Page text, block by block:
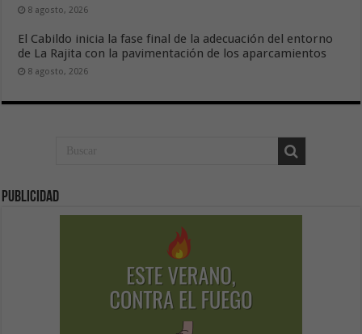
8 agosto, 2026
El Cabildo inicia la fase final de la adecuación del entorno
de La Rajita con la pavimentación de los aparcamientos
8 agosto, 2026
Publicidad